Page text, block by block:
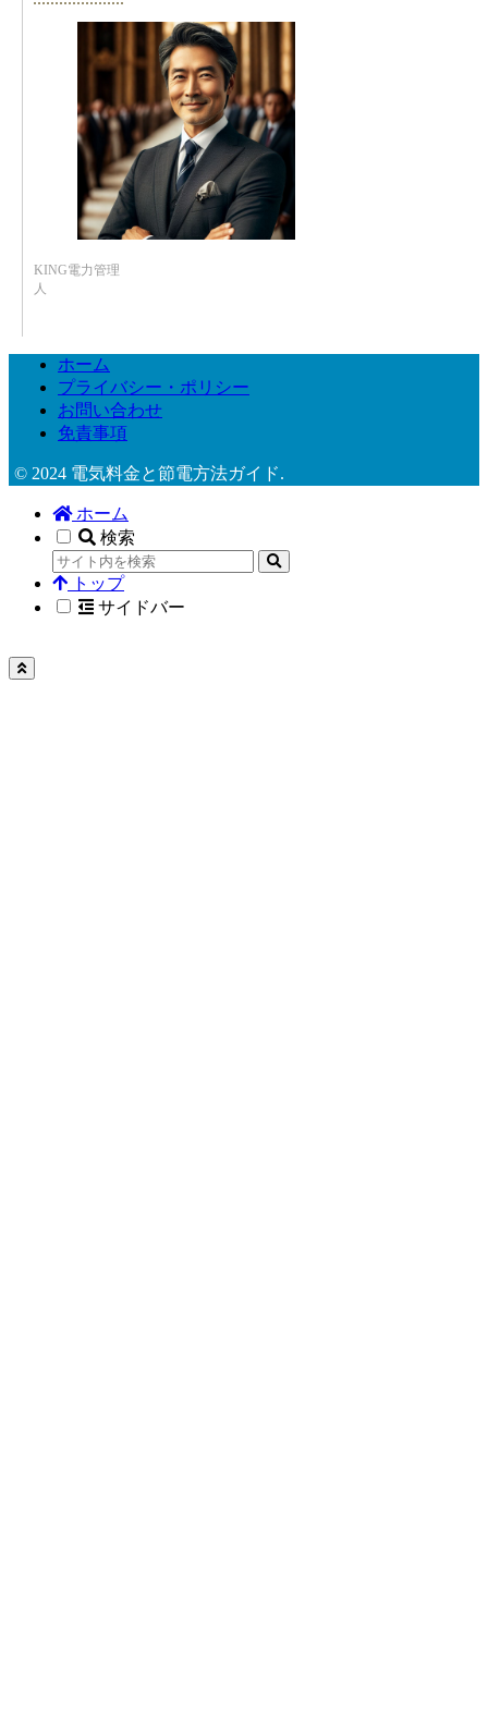
KING電力管理
人
ホーム
プライバシー・ポリシー
お問い合わせ
免責事項
© 2024 電気料金と節電方法ガイド.
ホーム
検索
トップ
サイドバー